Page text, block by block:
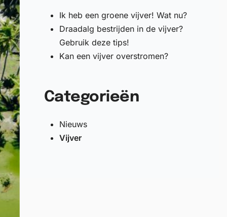
Ik heb een groene vijver! Wat nu?
Draadalg bestrijden in de vijver?
Gebruik deze tips!
Kan een vijver overstromen?
Categorieën
Nieuws
Vijver